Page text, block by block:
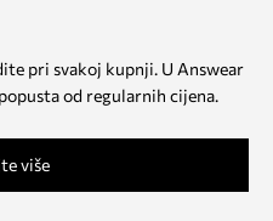
pri svakoj kupnji. U Answear
od regularnih cijena.
više